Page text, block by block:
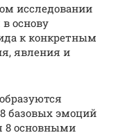
исследовании
основу
к конкретным
явления и
базовых эмоций
8 основными